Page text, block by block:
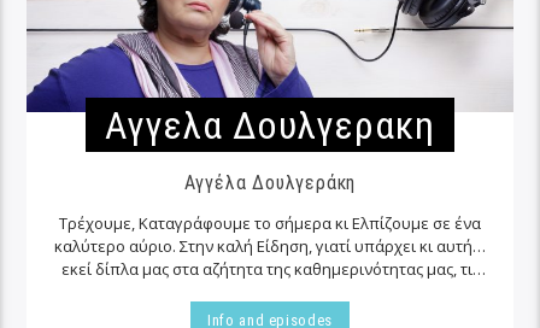
Αγγελα Δουλγερακη
Αγγέλα Δουλγεράκη
Τρέχουμε, Καταγράφουμε το σήμερα κι Ελπίζουμε σε ένα
καλύτερο αύριο. Στην καλή Είδηση, γιατί υπάρχει κι αυτή…
εκεί δίπλα μας στα αζήτητα της καθημερινότητας μας, τις
Info and episodes